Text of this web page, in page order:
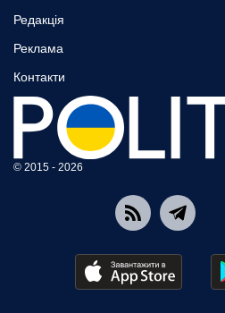
Редакція
Реклама
Контакти
© 2015 - 2026